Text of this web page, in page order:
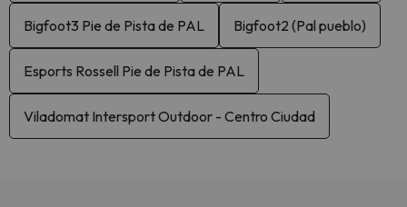
Bigfoot3 Pie de Pista de PAL Bigfoot2 (Pal pueblo)
Esports Rossell Pie de Pista de PAL
Viladomat Intersport Outdoor - Centro Ciudad